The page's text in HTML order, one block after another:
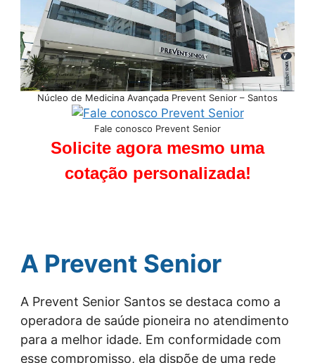
Núcleo de Medicina Avançada Prevent Senior – Santos
Fale conosco Prevent Senior
Solicite agora mesmo uma
cotação personalizada!
A Prevent Senior
A Prevent Senior Santos se destaca como a
operadora de saúde pioneira no atendimento
para a melhor idade. Em conformidade com
esse compromisso, ela dispõe de uma rede